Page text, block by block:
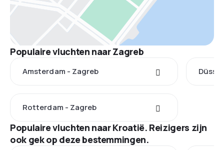
Populaire vluchten naar Zagreb
Amsterdam - Zagreb
Rotterdam - Zagreb
Populaire vluchten naar Kroatië. Reizigers zijn
ook gek op deze bestemmingen.